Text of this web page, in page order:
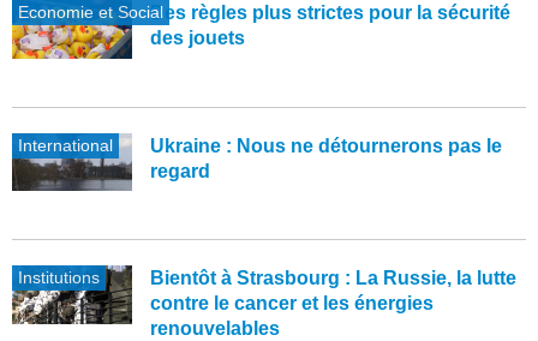
Economie et SocialDes règles plus strictes pour la sécurité
des jouets
International
Ukraine : Nous ne détournerons pas le
regard
Institutions
Bientôt à Strasbourg : La Russie, la lutte
contre le cancer et les énergies
renouvelables